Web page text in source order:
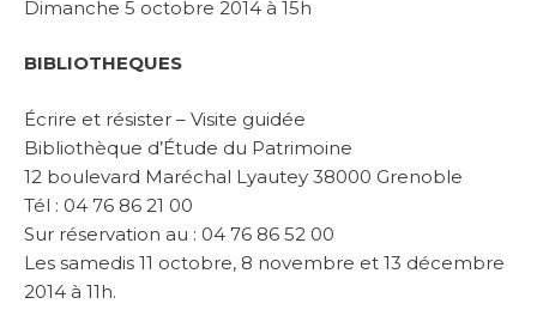
Dimanche 5 octobre 2014 à 15h
BIBLIOTHEQUES
Écrire et résister – Visite guidée
Bibliothèque d’Étude du Patrimoine
12 boulevard Maréchal Lyautey 38000 Grenoble
Tél : 04 76 86 21 00
Sur réservation au : 04 76 86 52 00
Les samedis 11 octobre, 8 novembre et 13 décembre
2014 à 11h.